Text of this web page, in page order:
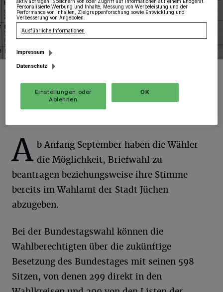
Ein Auszug des Stimmzettels.
A b Anfang September haben die Wähler
die Möglichkeit, Briefwahl zu
beantragen beziehungsweise ihre Stimme
bereits im Wahlamt der Stadt Jüchen
abzugeben.
Bei der Bundestagswahl können die
Wahlberechtigten über die zukünftige
Besetzung des Bundestages mit seinen 598
Sitzen, von denen 299 direkt in den
aktiv abfragen. Speichern von oder Zugriff auf Informationen auf einem Endgerät.
Personalisierte Werbung und Inhalte, Messung von Werbeleistung und der
Performance von Inhalten, Zielgruppenforschung sowie Entwicklung und
Verbesserung von Angeboten.
Ausführliche Informationen
Impressum
Datenschutz
Einstellungen oder
Ablehnen
OK